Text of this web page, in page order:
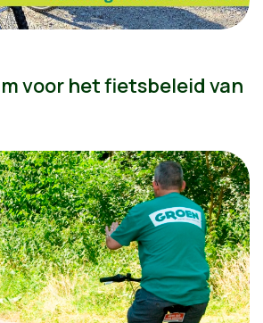
voor het fietsbeleid van